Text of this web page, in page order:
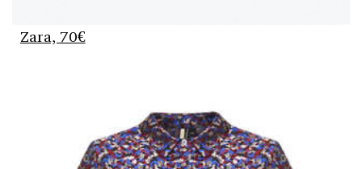
Zara, 70€